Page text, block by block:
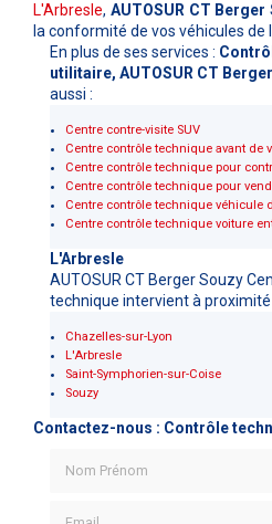
L'Arbresle, AUTOSUR CT Berger
la conformité de vos véhicules de
En plus de ses services :
utilitaire, AUTOSUR CT
aussi :
Centre contre-visite SUV
Centre contrôle technique avant de
Centre contrôle technique pour
Centre contrôle technique pour
Centre contrôle technique véhicule
Centre contrôle technique voiture
L'Arbresle
AUTOSUR CT Berger Souzy
technique intervient à proximité
Chazelles-sur-Lyon
L'Arbresle
Saint-Symphorien-sur-Coise
Souzy
Contactez-nous : Contrôle